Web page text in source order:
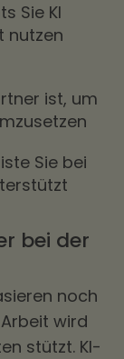
Sie KI
nutzen
ist, um
Sie bei
bei der
noch
wird
stützt. KI-